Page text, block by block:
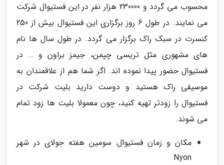
محسوب می گردد و 230000 هزار نفر در این فستیوال شرکت
می نمایند. در طول 6 روز برگزاری این فستیوال بیش از 250
کنسرت در سبک راک برگزار می گردد. در طول سال ها نام
های مشهوری مثل تریسی چپمن، جیمز براون و … در
فستیوال حضور پیدا نموده اند. اگر شما هم از علاقمندان به
موسیقی راک هستید و دوست دارید بلیت شرکت در
فستیوال را زودتر تهیه کنید، چون معمولا بلیت ها زود تمام
می شوند.
مکان و زمان فستیوال: سومین هفته جولای در شهر
Nyon